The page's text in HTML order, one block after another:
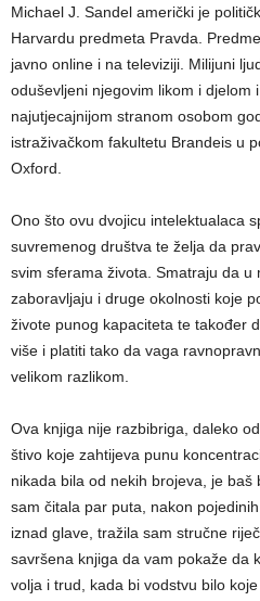
Michael J. Sandel američki je
Harvardu predmeta Pravda.
javno online i na televiziji. Milijuni
oduševljeni njegovim likom i djelom
najutjecajnijom stranom osobom
istraživačkom fakultetu Brandeis u
Oxford.
Ono što ovu dvojicu intelektualaca
suvremenog društva te želja da
svim sferama života. Smatraju da u
zaboravljaju i druge okolnosti koje
živote punog kapaciteta te također
više i platiti tako da vaga
velikom razlikom.
Ova knjiga nije razbibriga, daleko
štivo koje zahtijeva punu
nikada bila od nekih brojeva, je baš
sam čitala par puta, nakon
iznad glave, tražila sam stručne
savršena knjiga da vam pokaže da
volja i trud, kada bi vodstvu bilo